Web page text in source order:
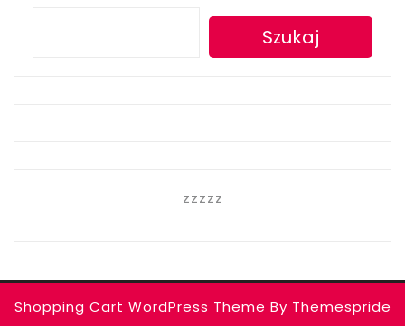
Szukaj
zzzzz
Shopping Cart WordPress Theme By Themespride